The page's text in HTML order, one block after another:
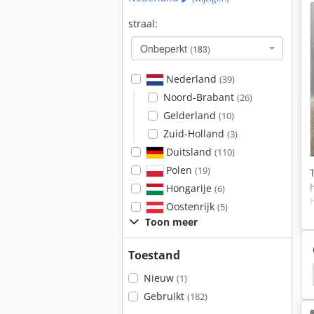
straal:
Onbeperkt (183)
Nederland (39)
Noord-Brabant (26)
Gelderland (10)
Zuid-Holland (3)
Duitsland (110)
Polen (19)
Hongarije (6)
Oostenrijk (5)
Toon meer
Toestand
Nieuw (1)
Gebruikt (182)
Kalmar Zijlader